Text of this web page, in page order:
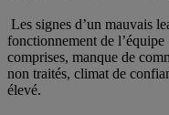
Les signes d’un mauvais
fonctionnement de
comprises, manque de
non traités, climat de
élevé.